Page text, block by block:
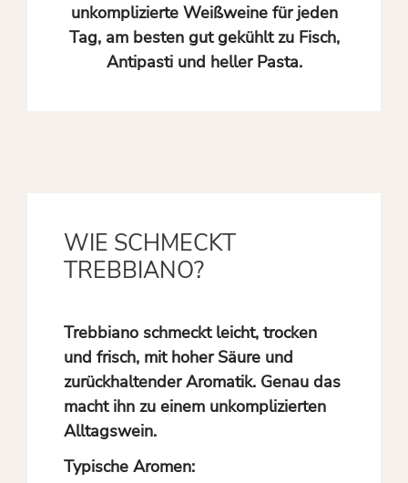
unkomplizierte Weißweine für jeden
Tag, am besten gut gekühlt zu Fisch,
Antipasti und heller Pasta.
WIE SCHMECKT
TREBBIANO?
Trebbiano schmeckt leicht, trocken
und frisch, mit hoher Säure und
zurückhaltender Aromatik. Genau das
macht ihn zu einem unkomplizierten
Alltagswein.
Typische Aromen: